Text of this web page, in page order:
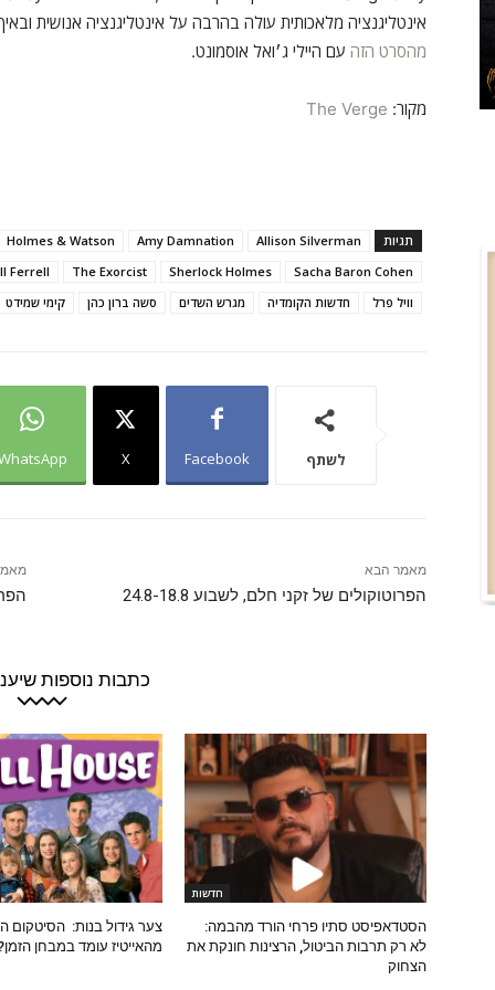
אינטליגנציה מלאכותית עולה בהרבה על אינטליגנציה אנושית
מהסרט הזה עם היילי ג׳ואל אוסמונט.
מקור: The Verge
תגיות Allison Silverman
Amy Damnation
Holmes & Watson
Sacha Baron Cohen
Sherlock Holmes
The Exorcist
Ferrell
וויל פרל
חדשות הקומדיה מגרש השדים סשה ברון כהן קימי שמידט
לשתף Facebook
X
מאמר הבא
הפרוטוקולים של זקני חלם, לשבוע 24.8-18.8
כתבות נוספות
חדשות
הסטדאפיסט סתיו פרחי הורד מהבמה:
לא רק תרבות הביטול, הרצינות חונקת את
הצחוק
צער גידול בנות:
מהאייטיז עומד במבחן